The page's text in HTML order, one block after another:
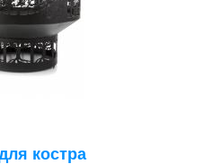
костра